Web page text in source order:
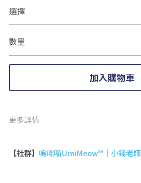
選擇
數量
加入購物車
更多詳情
【社群】 嗚咪喵UmiMeow™ ｜ 小錢老